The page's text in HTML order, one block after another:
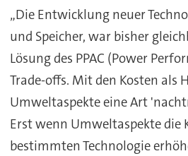
„Die Entwicklung neuer
und Speicher, war bisher
Lösung des PPAC (Power
Trade-offs. Mit den Kosten als
Umweltaspekte eine Art
Erst wenn Umweltaspekte die
bestimmten Technologie